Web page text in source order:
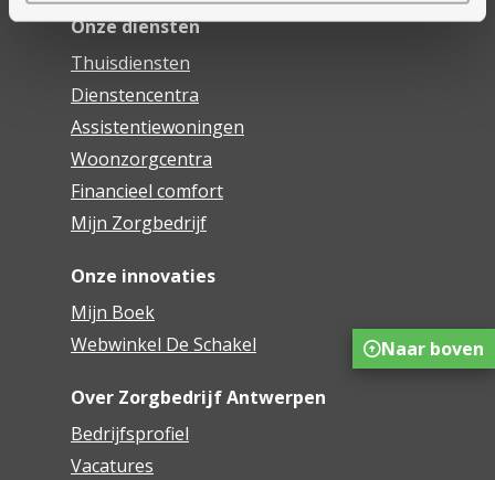
Onze diensten
Thuisdiensten
Dienstencentra
Assistentiewoningen
Woonzorgcentra
Financieel comfort
Mijn Zorgbedrijf
Onze innovaties
Mijn Boek
Webwinkel De Schakel
Over Zorgbedrijf Antwerpen
Bedrijfsprofiel
Vacatures
Naar boven